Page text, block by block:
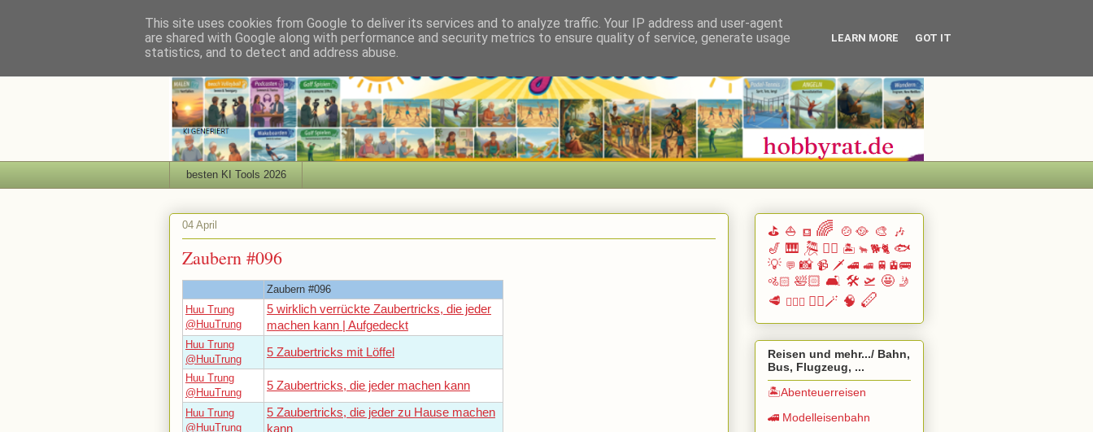
besten KI Tools 2026
04 April
Zaubern #096
Zaubern #096
Huu Trung
@HuuTrung
5 wirklich verrückte Zaubertricks, die jeder
machen kann | Aufgedeckt
Huu Trung
@HuuTrung
5 Zaubertricks mit Löffel
Huu Trung
@HuuTrung
5 Zaubertricks, die jeder machen kann
Huu Trung
@HuuTrung
5 Zaubertricks, die jeder zu Hause machen
kann
⛳ ⛵ ⛾ 🌈 🍲🥘 🎨 🎶
🎷 🎹 🎘 🏄🏽 🏝️ 🐂 🐕🐈 🐟
💡 💬 📸 📹 🗡️ 🚄 🚅 🚆🚊🚌
🚵🏻 🛀🏻 🛋️ 🛠️ 🛫 🤩 🤳
🥩 🧗🏻‍♀️ 🧙‍♂️🪄 🧠 🪈
Reisen und mehr.../ Bahn,
Bus, Flugzeug, ...
🏝️Abenteuerreisen
🚄 Modelleisenbahn
This site uses cookies from Google to deliver its services and to analyze traffic. Your IP address and user-agent
are shared with Google along with performance and security metrics to ensure quality of service, generate usage
statistics, and to detect and address abuse.
LEARN MORE GOT IT